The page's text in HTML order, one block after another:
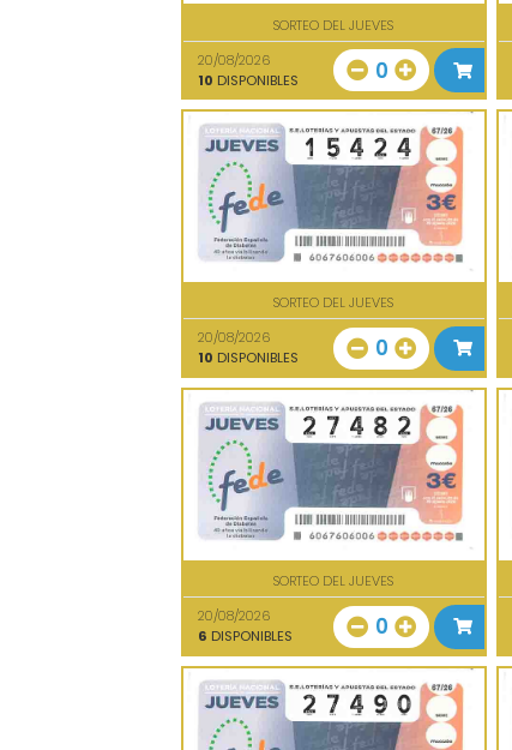
SORTEO DEL JUEVES
20/08/2026
10 DISPONIBLES 0
SORTEO DEL JUEVES
20/08/2026
10 DISPONIBLES 0
SORTEO DEL JUEVES
20/08/2026
6 DISPONIBLES 0